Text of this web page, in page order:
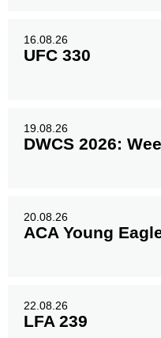
16.08.26
UFC 330
19.08.26
DWCS 2026:
20.08.26
ACA Young
22.08.26
LFA 239